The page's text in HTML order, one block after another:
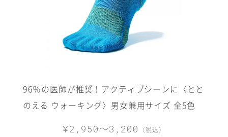
96％の医師が推奨！アクティブシーンに〈とと
のえる ウォーキング〉男女兼用サイズ 全5色
¥2,950～3,200 （税込）